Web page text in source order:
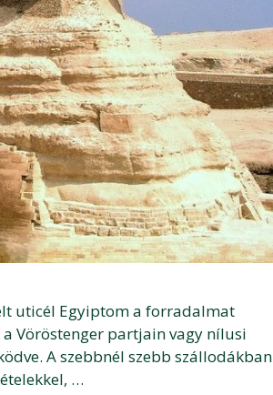
uticél Egyiptom a forradalmat
Vöröstenger partjain vagy nílusi
A szebbnél szebb szállodákban
…